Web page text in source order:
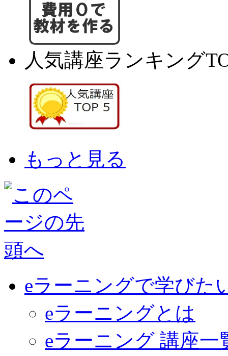
人気講座ランキング
もっと見る
eラーニングで学びた
eラーニングとは
eラーニング 講座一